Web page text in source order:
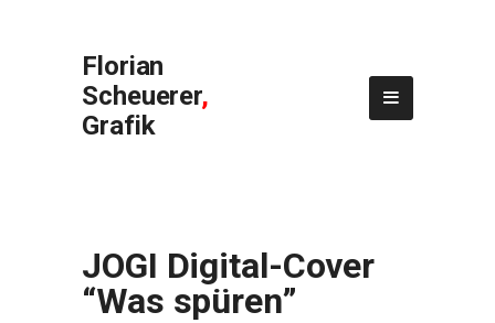
Florian
Scheuerer,
Grafik
JOGI Digital-Cover
“Was spüren”